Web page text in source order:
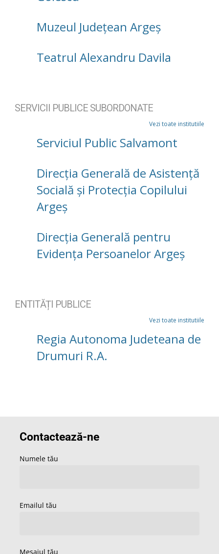
Muzeul Județean Argeș
Teatrul Alexandru Davila
SERVICII PUBLICE SUBORDONATE
Vezi toate institutiile
Serviciul Public Salvamont
Direcţia Generală de Asistenţă
Socială şi Protecţia Copilului
Argeş
Direcția Generală pentru
Evidența Persoanelor Argeș
ENTITĂȚI PUBLICE
Vezi toate institutiile
Regia Autonoma Judeteana de
Drumuri R.A.